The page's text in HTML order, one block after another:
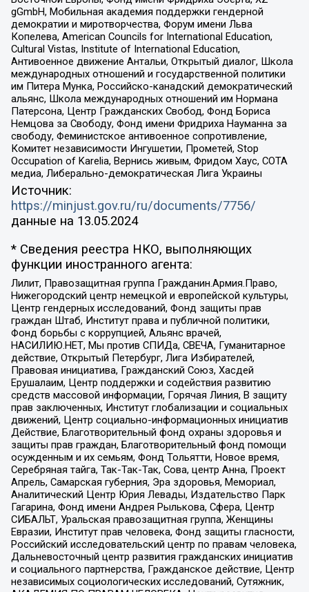
gGmbH, Мобильная академия поддержки гендерной
демократии и миротворчества, Форум имени Льва
Копелева, American Councils for International Education,
Cultural Vistas, Institute of International Education,
Антивоенное движение Антальи, Открытый диалог, Школа
международных отношений и государственной политики
им Питера Мунка, Российско-канадский демократический
альянс, Школа международных отношений им Нормана
Патерсона, Центр Гражданских Свобод, Фонд Бориса
Немцова за Свободу, Фонд имени Фридриха Науманна за
свободу, Феминистское антивоенное сопротивление,
Комитет независимости Ингушетии, Прометей, Stop
Occupation of Karelia, Вернись живым, Фридом Хаус, СОТА
медиа, Либерально-демократическая Лига Украины
Источник:
https://minjust.gov.ru/ru/documents/7756/
данные на 13.05.2024
* Сведения реестра НКО, выполняющих
функции иностранного агента:
Лилит, Правозащитная группа Гражданин.Армия.Право,
Нижегородский центр немецкой и европейской культуры,
Центр гендерных исследований, Фонд защиты прав
граждан Штаб, Институт права и публичной политики,
Фонд борьбы с коррупцией, Альянс врачей,
НАСИЛИЮ.НЕТ, Мы против СПИДа, СВЕЧА, Гуманитарное
действие, Открытый Петербург, Лига Избирателей,
Правовая инициатива, Гражданский Союз, Хасдей
Ерушалаим, Центр поддержки и содействия развитию
средств массовой информации, Горячая Линия, В защиту
прав заключенных, Институт глобализации и социальных
движений, Центр социально-информационных инициатив
Действие, Благотворительный фонд охраны здоровья и
защиты прав граждан, Благотворительный фонд помощи
осужденным и их семьям, Фонд Тольятти, Новое время,
Серебряная тайга, Так-Так-Так, Сова, центр Анна, Проект
Апрель, Самарская губерния, Эра здоровья, Мемориал,
Аналитический Центр Юрия Левады, Издательство Парк
Гагарина, Фонд имени Андрея Рылькова, Сфера, Центр
СИБАЛЬТ, Уральская правозащитная группа, Женщины
Евразии, Институт прав человека, Фонд защиты гласности,
Российский исследовательский центр по правам человека,
Дальневосточный центр развития гражданских инициатив
и социального партнерства, Гражданское действие, Центр
независимых социологических исследований, Сутяжник,